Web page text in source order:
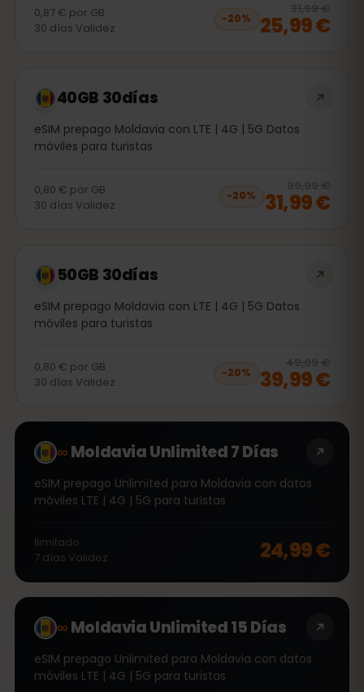
0,87 € por GB
30 días Validez
−20%
31,99 €
25,99 €
40GB 30días
eSIM prepago Moldavia con LTE | 4G | 5G Datos
móviles para turistas
0,80 € por GB
30 días Validez
−20%
39,99 €
31,99 €
50GB 30días
eSIM prepago Moldavia con LTE | 4G | 5G Datos
móviles para turistas
0,80 € por GB
30 días Validez
−20%
49,99 €
39,99 €
∞Moldavia Unlimited 7 Días
eSIM prepago Unlimited para Moldavia con datos
móviles LTE | 4G | 5G para turistas
Ilimitado
7 días Validez 24,99 €
∞Moldavia Unlimited 15 Días
eSIM prepago Unlimited para Moldavia con datos
móviles LTE | 4G | 5G para turistas